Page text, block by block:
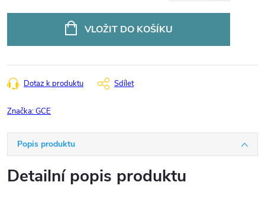
VLOŽIT DO KOŠÍKU
Dotaz k produktu Sdílet
Značka:GCE
Popis produktu
Detailní popis produktu